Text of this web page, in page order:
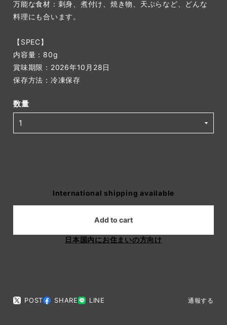
万能な食材：刺身、煮付け、焼き物、天ぷらなど、どんな
料理にも合います。
【SPEC】
内容量：80g
賞味期限：2026年10月28日
保存方法：冷凍保存
数量
International shipping available
Add to cart
日本国内にお住まいの方向け
POST SHARE LINE 通報する